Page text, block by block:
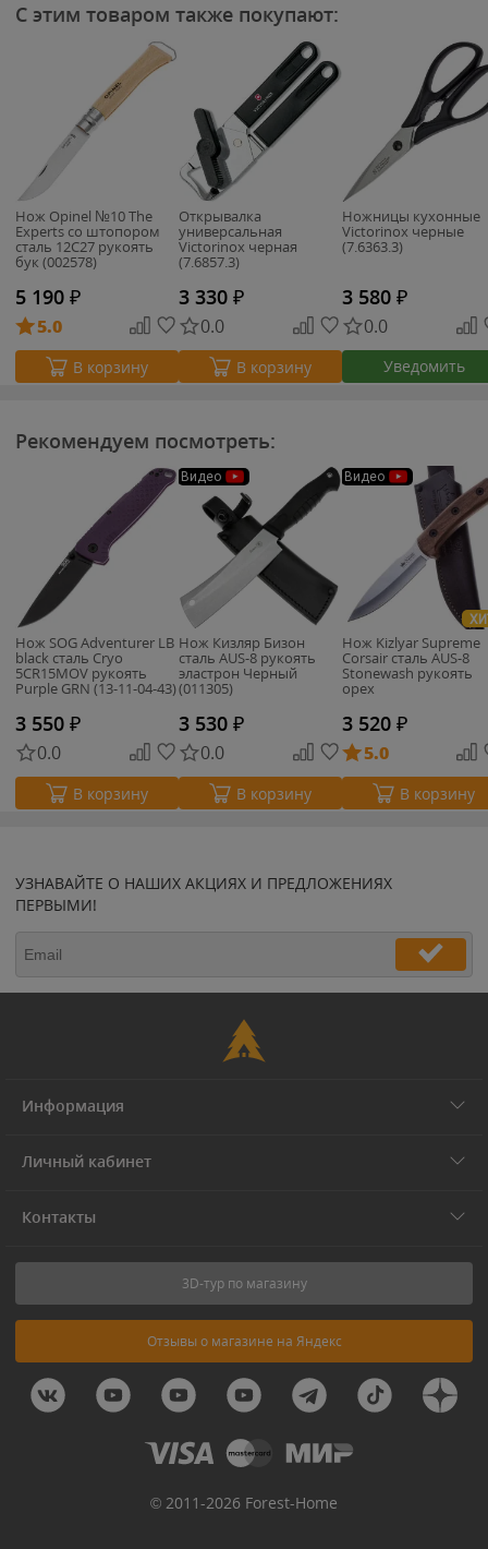
С этим товаром также покупают:
Нож Opinel №10 The
Experts со штопором
сталь 12C27 рукоять
бук (002578)
5 190 ₽
5.0
В корзину
Открывалка
универсальная
Victorinox черная
(7.6857.3)
3 330 ₽
0.0
В корзину
Ножницы кухонные
Victorinox черные
(7.6363.3)
3 580 ₽
0.0
Уведомить
Рекомендуем посмотреть:
Нож SOG Adventurer LB
black сталь Cryo
5CR15MOV рукоять
Purple GRN (13-11-04-43)
3 550 ₽
0.0
В корзину
Видео
Нож Кизляр Бизон
сталь AUS-8 рукоять
эластрон Черный
(011305)
3 530 ₽
0.0
В корзину
Видео
Нож Kizlyar Supreme
Corsair сталь AUS-8
Stonewash рукоять
орех
3 520 ₽
5.0
В корзину
УЗНАВАЙТЕ О НАШИХ АКЦИЯХ И ПРЕДЛОЖЕНИЯХ
ПЕРВЫМИ!
Информация
Личный кабинет
Контакты
3D-тур по магазину
Отзывы о магазине на Яндекс
© 2011-2026 Forest-Home